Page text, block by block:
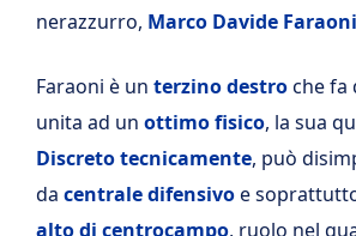
nerazzurro, Marco Davide Faraoni
Faraoni è un terzino destroche fa
unita ad un ottimo fisico, la sua
Discreto tecnicamente, può
da centrale difensivoe
alto di centrocampo, ruolo nel